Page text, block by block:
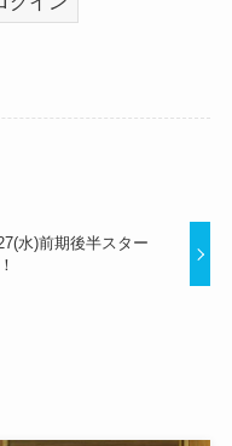
水)前期後半スター